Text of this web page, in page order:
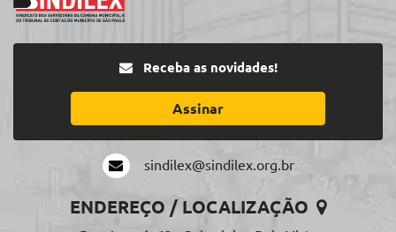
Receba as novidades!
Assinar
sindilex@sindilex.org.br
ENDEREÇO / LOCALIZAÇÃO